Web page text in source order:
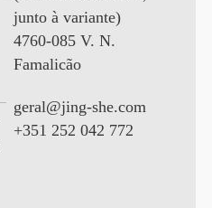
junto à variante)
4760-085 V. N.
Famalicão
geral@jing-she.com
+351 252 042 772